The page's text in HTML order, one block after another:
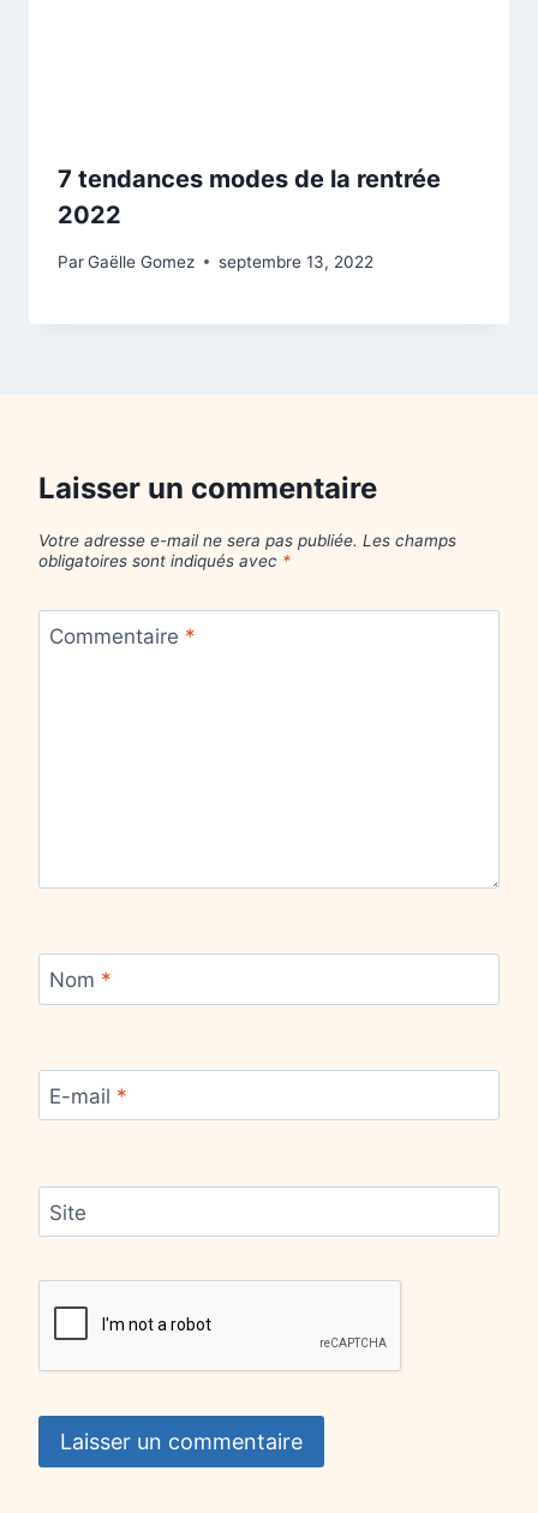
7 tendances modes de la rentrée
2022
ParGaëlle Gomez septembre 13, 2022
Laisser un commentaire
Votre adresse e-mail ne sera pas publiée. Les champs
obligatoires sont indiqués avec *
Commentaire *
Nom *
E-mail *
Site